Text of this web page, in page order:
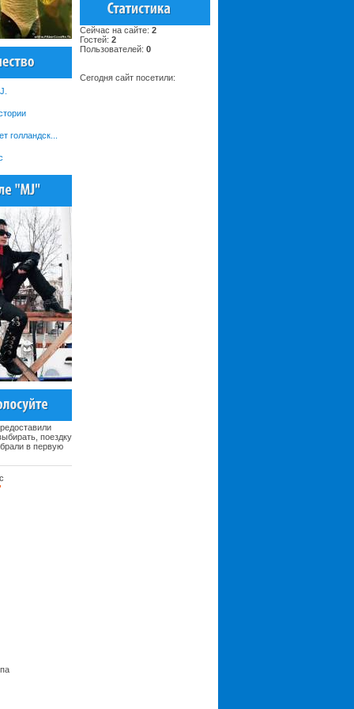
голландск...
поездку
в первую
Сейчас на сайте: 2
Гостей: 2
Пользователей: 0
Сегодня сайт посетили: